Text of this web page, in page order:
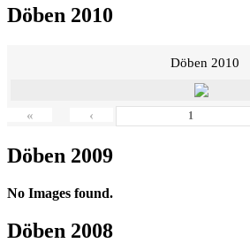
Döben 2010
Döben 2010
« ‹
Döben 2009
No Images found.
Döben 2008